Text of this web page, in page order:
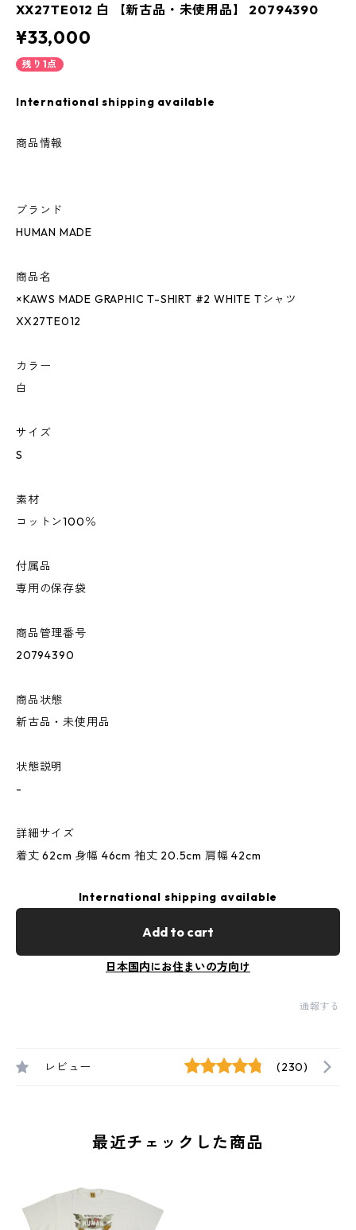
XX27TE012 白 【新古品・未使用品】 20794390
¥33,000
残り1点
International shipping available
商品情報
ブランド
HUMAN MADE
商品名
×KAWS MADE GRAPHIC T-SHIRT #2 WHITE Tシャツ
XX27TE012
カラー
白
サイズ
S
素材
コットン100％
付属品
専用の保存袋
商品管理番号
20794390
商品状態
新古品・未使用品
状態説明
-
詳細サイズ
着丈 62cm 身幅 46cm 袖丈 20.5cm 肩幅 42cm
International shipping available
Add to cart
日本国内にお住まいの方向け
通報する
レビュー (230)
最近チェックした商品